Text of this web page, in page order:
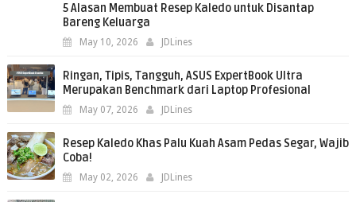
5 Alasan Membuat Resep Kaledo untuk Disantap
Bareng Keluarga
May 10, 2026 JDLines
Ringan, Tipis, Tangguh, ASUS ExpertBook Ultra
Merupakan Benchmark dari Laptop Profesional
May 07, 2026 JDLines
Resep Kaledo Khas Palu Kuah Asam Pedas Segar, Wajib
Coba!
May 02, 2026 JDLines